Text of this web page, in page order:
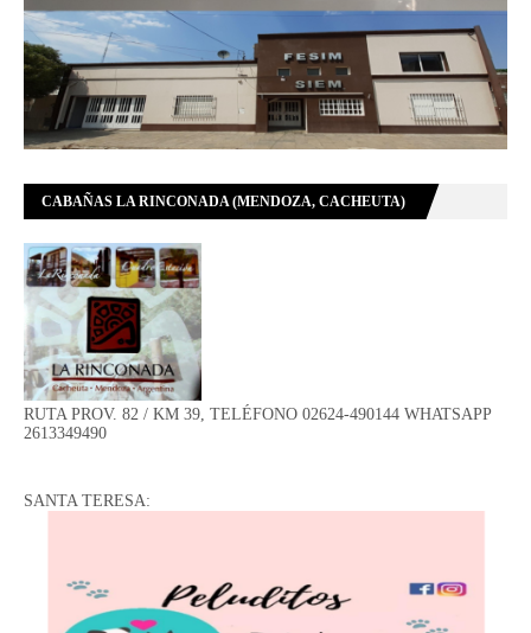
CABAÑAS LA RINCONADA (MENDOZA, CACHEUTA)
RUTA PROV. 82 / KM 39, TELÉFONO 02624-490144 WHATSAPP
2613349490
SANTA TERESA: